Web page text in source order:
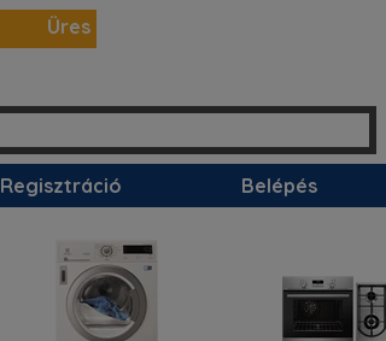
Üres
Regisztráció Belépés